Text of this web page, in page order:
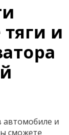
и
автомобиле и
сможете